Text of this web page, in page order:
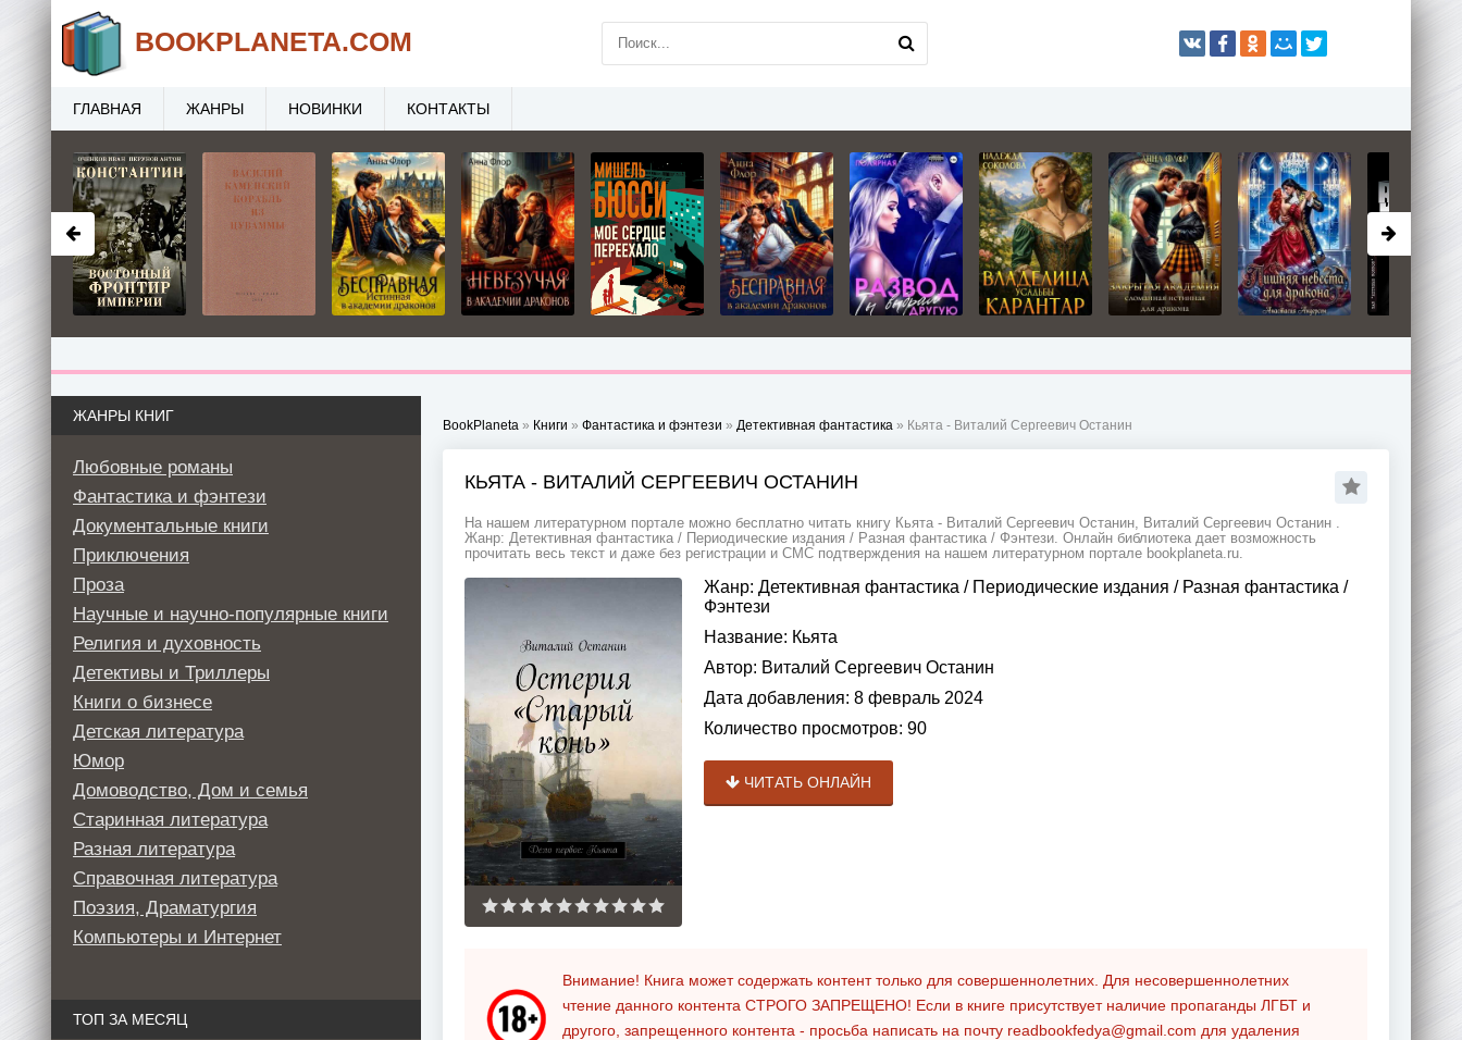
BookPlaneta » Книги » Фантастика и фэнтези » Детективная фантастика » Кьята - Виталий Сергеевич Останин
КЬЯТА - ВИТАЛИЙ СЕРГЕЕВИЧ ОСТАНИН
На нашем литературном портале можно бесплатно читать книгу Кьята - Виталий Сергеевич Останин, Виталий Сергеевич Останин .
Жанр: Детективная фантастика / Периодические издания / Разная фантастика / Фэнтези. Онлайн библиотека дает возможность
прочитать весь текст и даже без регистрации и СМС подтверждения на нашем литературном портале bookplaneta.ru.
Жанр: Детективная фантастика / Периодические издания / Разная фантастика /
Фэнтези
Название: Кьята
Автор: Виталий Сергеевич Останин
Дата добавления: 8 февраль 2024
Количество просмотров: 90
ЧИТАТЬ ОНЛАЙН
Внимание! Книга может содержать контент только для совершеннолетних. Для несовершеннолетних
чтение данного контента СТРОГО ЗАПРЕЩЕНО! Если в книге присутствует наличие пропаганды ЛГБТ и
другого, запрещенного контента - просьба написать на почту readbookfedya@gmail.com для удаления
ЖАНРЫ КНИГ
Любовные романы
Фантастика и фэнтези
Документальные книги
Приключения
Проза
Научные и научно-популярные книги
Религия и духовность
Детективы и Триллеры
Книги о бизнесе
Детская литература
Юмор
Домоводство, Дом и семья
Старинная литература
Разная литература
Справочная литература
Поэзия, Драматургия
Компьютеры и Интернет
ТОП ЗА МЕСЯЦ
BOOKPLANETA.COM
ГЛАВНАЯ ЖАНРЫ НОВИНКИ КОНТАКТЫ